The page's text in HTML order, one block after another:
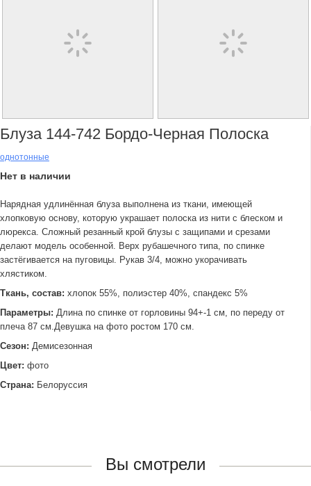
Блуза 144-742 Бордо-Черная Полоска
однотонные
Нет в наличии
Нарядная удлинённая блуза выполнена из ткани, имеющей
хлопковую основу, которую украшает полоска из нити с блеском и
люрекса. Сложный резанный крой блузы с защипами и срезами
делают модель особенной. Верх рубашечного типа, по спинке
застёгивается на пуговицы. Рукав 3/4, можно укорачивать
хлястиком.
Ткань, состав: хлопок 55%, полиэстер 40%, спандекс 5%
Параметры: Длина по спинке от горловины 94+-1 см, по переду от
плеча 87 см.Девушка на фото ростом 170 см.
Сезон: Демисезонная
Цвет: фото
Страна: Белоруссия
Вы смотрели